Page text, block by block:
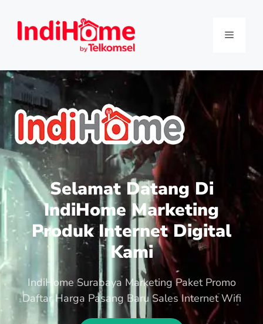
Selamat Datang Di
IndiHome Marketing
Produk Internet Digital
Kami
IndiHome Surabaya Marketing Paket Promo
Daftar Harga Pasang Baru Sales Internet Wifi